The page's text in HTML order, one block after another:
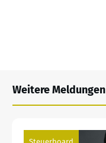
Weitere Meldungen